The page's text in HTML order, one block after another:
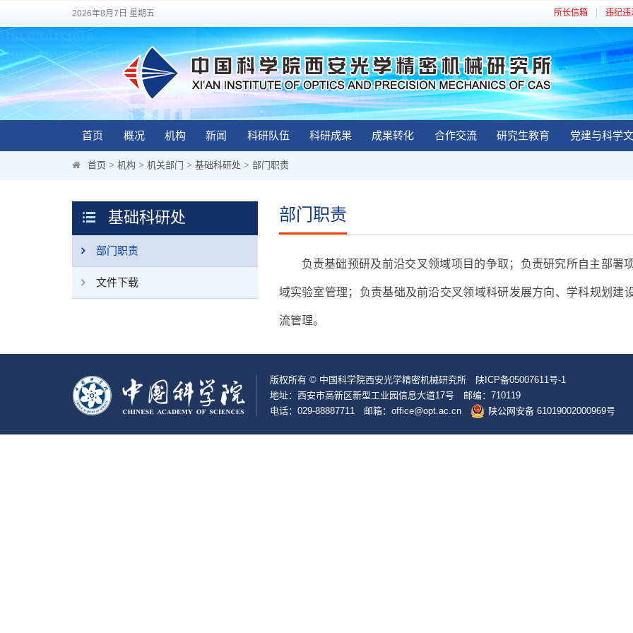
2026年8月7日 星期五 所长信箱 违纪违
首页 概况 机构 新闻 科研队伍 科研成果 成果转化 合作交流 研究生教育 党建与科学
首页 > 机构 > 机关部门 > 基础科研处 > 部门职责
基础科研处
部门职责
文件下载
部门职责
负责基础预研及前沿交叉领域项目的争取；负责研究所自主部署
域实验室管理；负责基础及前沿交叉领域科研发展方向、学科规划建
流管理。
版权所有 © 中国科学院西安光学精密机械研究所 陕ICP备05007611号-1
地址：西安市高新区新型工业园信息大道17号 邮编：710119
电话：029-88887711 邮箱：office@opt.ac.cn
陕公网安备 61019002000969号